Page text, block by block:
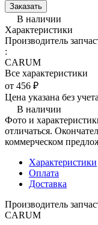
Заказать
В наличии
Характеристики
Производитель
:
CARUM
Все характеристики
от 456 ₽
Цена указана без
В наличии
Фото и
отличаться.
коммерческом
Характеристики
Оплата
Доставка
Производитель
CARUM